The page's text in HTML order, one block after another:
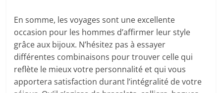
En somme, les voyages sont une excellente
occasion pour les hommes d’affirmer leur style
grâce aux bijoux. N’hésitez pas à essayer
différentes combinaisons pour trouver celle qui
reflète le mieux votre personnalité et qui vous
apportera satisfaction durant l’intégralité de votre